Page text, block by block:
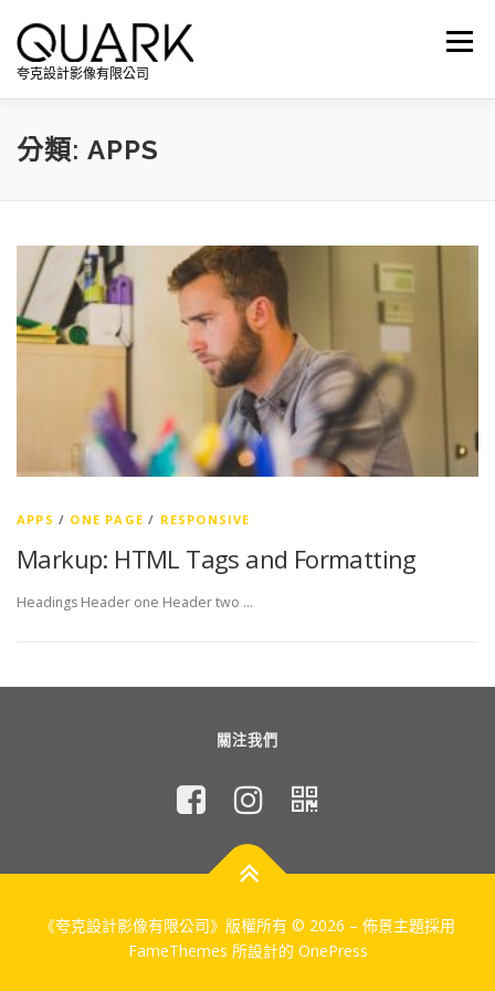
內
夸克設計影像有限公司
選單
分類: APPS
APPS / ONE PAGE / RESPONSIVE
Markup: HTML Tags and Formatting
Headings Header one Header two …
關注我們
《夸克設計影像有限公司》版權所有 © 2026 – 佈景主題採用
FameThemes 所設計的 OnePress